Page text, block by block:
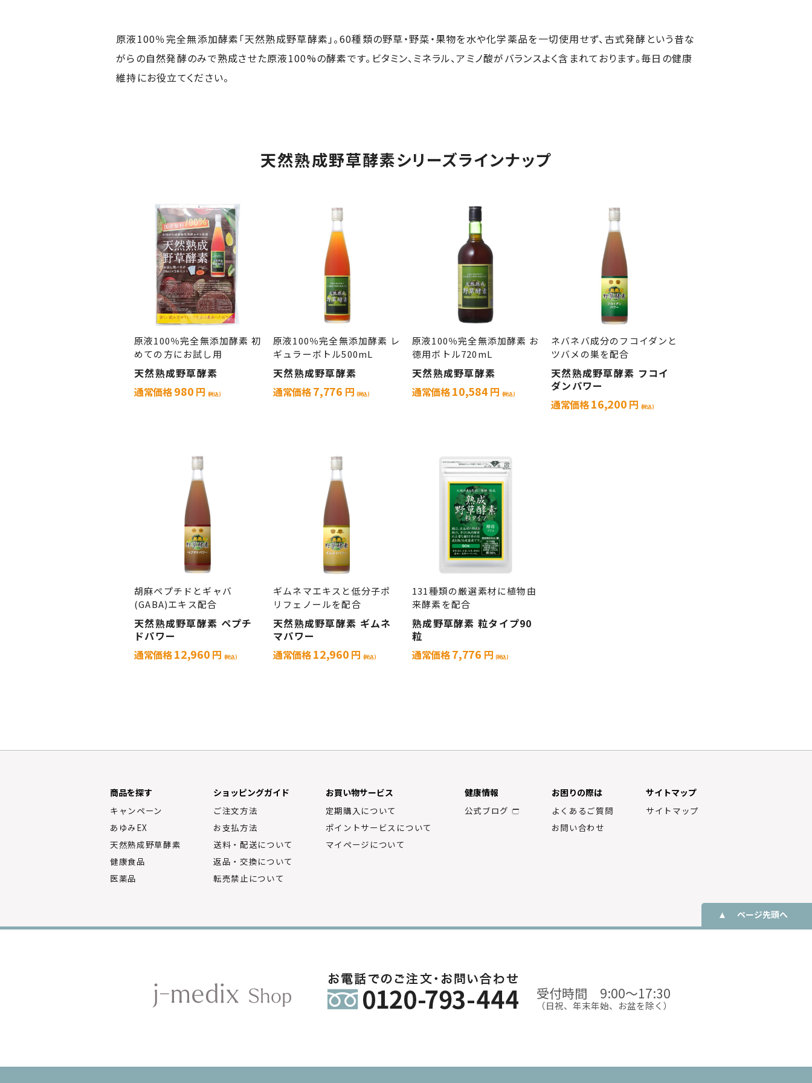
原液100％完全無添加酵素「天然熟成野草酵素」。60種類の野草・野菜・果物を水や化学薬品を一切使用せず、古式発酵という昔な
がらの自然発酵のみで熟成させた原液100%の酵素です。ビタミン、ミネラル、アミノ酸がバランスよく含まれております。毎日の健康
維持にお役立てください。
天然熟成野草酵素シリーズラインナップ
原液100％完全無添加酵素 初
めての方にお試し用
天然熟成野草酵素
通常価格980 円 (税込)
原液100％完全無添加酵素 レ
ギュラーボトル500mL
天然熟成野草酵素
通常価格7,776 円 (税込)
原液100％完全無添加酵素 お
徳用ボトル720mL
天然熟成野草酵素
通常価格10,584 円 (税込)
ネバネバ成分のフコイダンと
ツバメの巣を配合
天然熟成野草酵素 フコイ
ダンパワー
通常価格16,200 円 (税込)
胡麻ペプチドとギャバ
(GABA)エキス配合
天然熟成野草酵素 ペプチ
ドパワー
通常価格12,960 円 (税込)
ギムネマエキスと低分子ポ
リフェノールを配合
天然熟成野草酵素 ギムネ
マパワー
通常価格12,960 円 (税込)
131種類の厳選素材に植物由
来酵素を配合
熟成野草酵素 粒タイプ90
粒
通常価格7,776 円 (税込)
商品を探す
キャンペーン
あゆみEX
天然熟成野草酵素
健康食品
医薬品
ショッピングガイド
ご注文方法
お支払方法
送料・配送について
返品・交換について
転売禁止について
お買い物サービス
定期購入について
ポイントサービスについて
マイページについて
健康情報
公式ブログ
お困りの際は
よくあるご質問
お問い合わせ
サイトマップ
サイトマップ
ページ先頭へ
受付時間 9:00〜17:30
（日祝、年末年始、お盆を除く）